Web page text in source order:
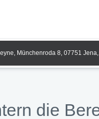
Münchenroda 8, 07751
die